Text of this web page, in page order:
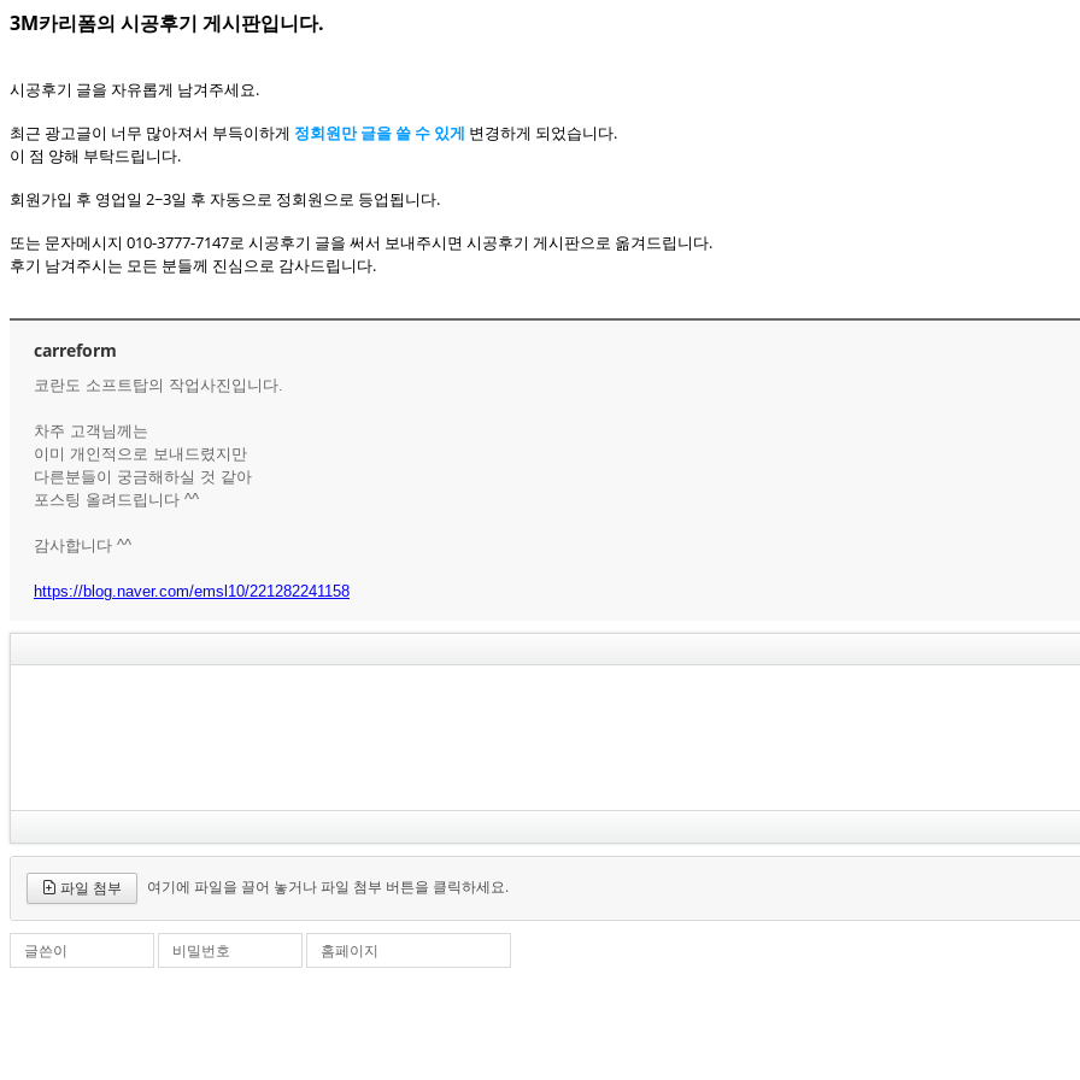
3M카리폼의 시공후기 게시판입니다.
시공후기 글을 자유롭게 남겨주세요.
최근 광고글이 너무 많아져서 부득이하게 정회원만 글을 쓸 수 있게 변경하게 되었습니다.
이 점 양해 부탁드립니다.
회원가입 후 영업일 2~3일 후 자동으로 정회원으로 등업됩니다.
또는 문자메시지 010-3777-7147로 시공후기 글을 써서 보내주시면 시공후기 게시판으로 옮겨드립니다.
후기 남겨주시는 모든 분들께 진심으로 감사드립니다.
carreform
코란도 소프트탑의 작업사진입니다.
차주 고객님께는
이미 개인적으로 보내드렸지만
다른분들이 궁금해하실 것 같아
포스팅 올려드립니다 ^^
감사합니다 ^^
https://blog.naver.com/emsl10/221282241158
파일 첨부 여기에 파일을 끌어 놓거나 파일 첨부 버튼을 클릭하세요.
글쓴이 비밀번호 홈페이지